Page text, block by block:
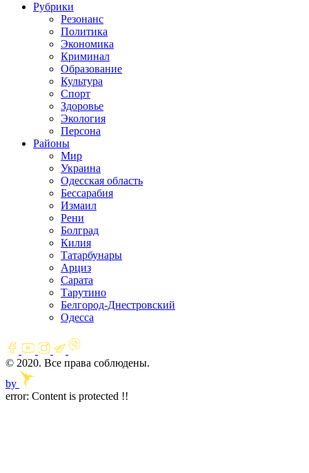
Рубрики
Резонанс
Политика
Экономика
Криминал
Образование
Культура
Спорт
Здоровье
Экология
Персона
Районы
Мир
Украина
Одесская область
Бессарабия
Измаил
Рени
Болград
Килия
Татарбунары
Арциз
Сарата
Тарутино
Белгород-Днестровский
Одесса
© 2020. Все права соблюдены.
by
error: Content is protected !!